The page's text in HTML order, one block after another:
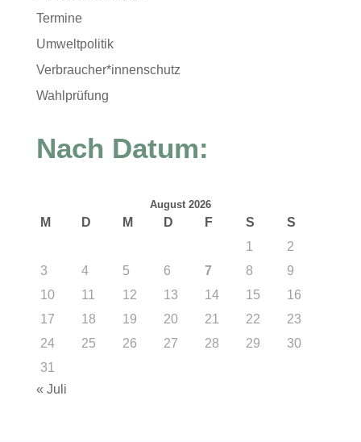
Termine
Umweltpolitik
Verbraucher*innenschutz
Wahlprüfung
Nach Datum:
August 2026
M D M D F S
S
1
2
3
4 5 6 7 8
9
10
11 12 13 14 15
16
17
18 19 20 21 22
23
24
25 26 27 28 29
30
31
« Juli